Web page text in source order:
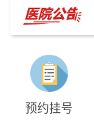
预约挂号